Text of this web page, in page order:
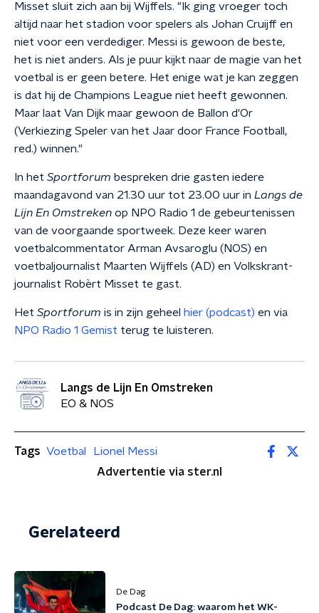
Misset sluit zich aan bij Wijffels. "Ik ging vroeger toch
altijd naar het stadion voor spelers als Johan Cruijff en
niet voor een verdediger. Messi is gewoon de beste,
het is niet anders. Als je puur kijkt naar de magie van het
voetbal is er geen betere. Het enige wat je kan zeggen
is dat hij de Champions League niet heeft gewonnen.
Maar laat Van Dijk maar gewoon de Ballon d'Or
(Verkiezing Speler van het Jaar door France Football,
red.) winnen."
In het Sportforum bespreken drie gasten iedere
maandagavond van 21.30 uur tot 23.00 uur in Langs de
Lijn En Omstreken op NPO Radio 1 de gebeurtenissen
van de voorgaande sportweek. Deze keer waren
voetbalcommentator Arman Avsaroglu (NOS) en
voetbaljournalist Maarten Wijffels (AD) en Volkskrant-
journalist Robèrt Misset te gast.
Het Sportforum is in zijn geheel hier (podcast) en via
NPO Radio 1 Gemist terug te luisteren.
Langs de Lijn En Omstreken
EO & NOS
Tags Voetbal
Lionel Messi
Advertentie via ster.nl
Gerelateerd
De Dag
Podcast De Dag: waarom het WK-